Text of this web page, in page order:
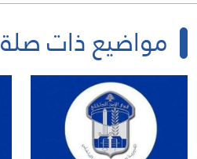
مواضيع ذات صلة